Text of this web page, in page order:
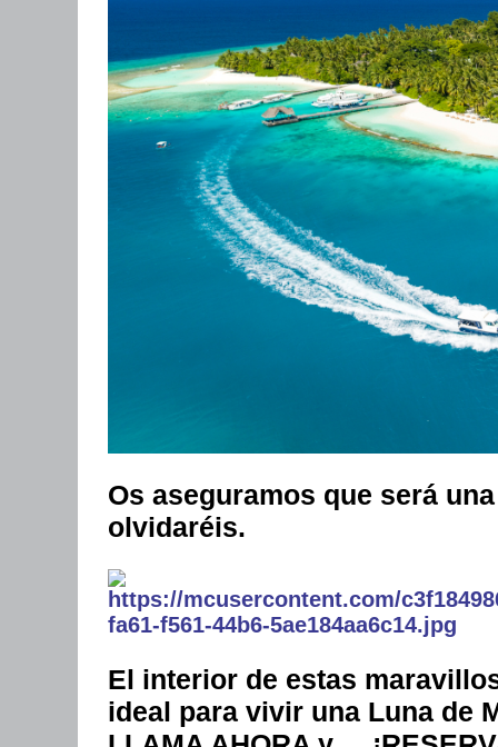
Os aseguramos que será
olvidaréis.
El interior de estas
ideal para vivir una Luna de